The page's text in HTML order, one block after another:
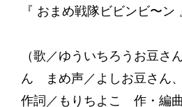
『 おまめ戦隊ビビンビ〜ン
（歌／ゆういちろうお豆さ
ん まめ声／よしお豆さん
作詞／もりちよこ 作・編